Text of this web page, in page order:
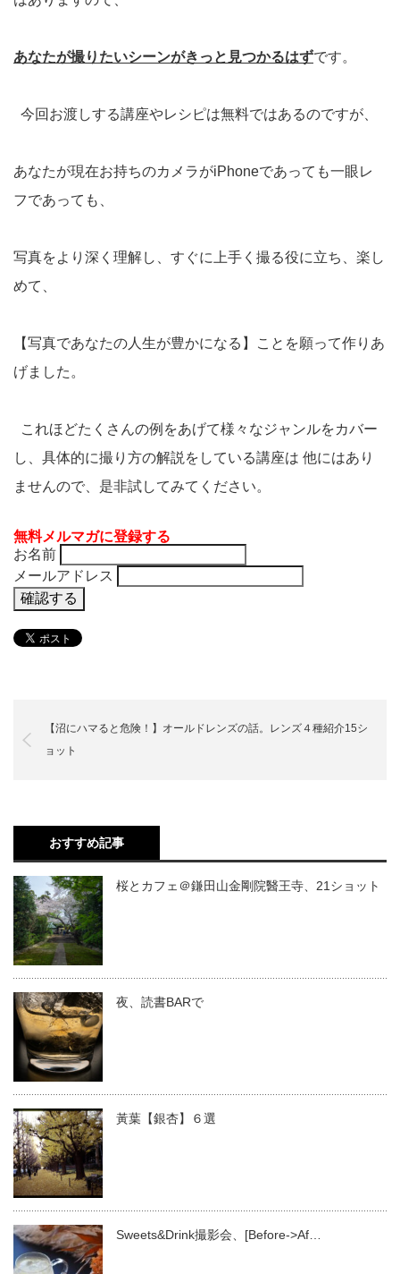
あなたが撮りたいシーンがきっと見つかるはずです。
今回お渡しする講座やレシピは無料ではあるのですが、
あなたが現在お持ちのカメラがiPhoneであっても一眼レ
フであっても、
写真をより深く理解し、すぐに上手く撮る役に立ち、楽し
めて、
【写真であなたの人生が豊かになる】ことを願って作りあ
げました。
これほどたくさんの例をあげて様々なジャンルをカバー
し、具体的に撮り方の解説をしている講座は 他にはあり
ませんので、是非試してみてください。
無料メルマガに登録する
お名前
メールアドレス
【沼にハマると危険！】オールドレンズの話。レンズ４種紹介15シ
ョット
おすすめ記事
桜とカフェ＠鎌田山金剛院醫王寺、21ショット
夜、読書BARで
黃葉【銀杏】６選
Sweets&Drink撮影会、[Before->Af…